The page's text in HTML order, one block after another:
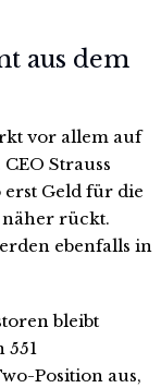
aus dem
vor allem auf
Strauss
Geld für die
näher rückt.
ebenfalls in
bleibt
551
Position aus,